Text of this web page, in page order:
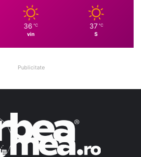
36 ℃
vin
37 ℃
S
Publicitate